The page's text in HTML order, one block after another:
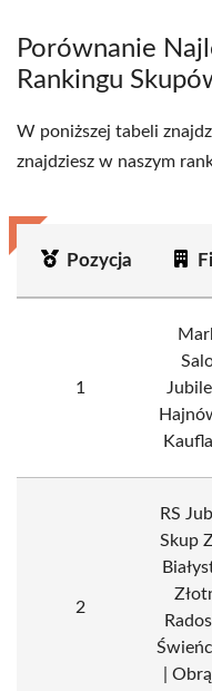
Porównanie
Rankingu
W poniższej tabeli
znajdziesz w naszym
Pozycja
1
2
RS
Skup
|